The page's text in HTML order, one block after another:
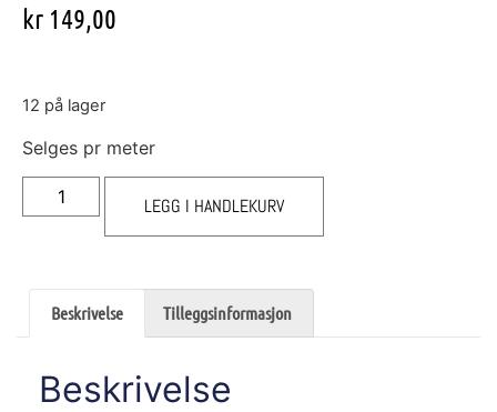
kr 149,00
12 på lager
Selges pr meter
LEGG I HANDLEKURV
Beskrivelse Tilleggsinformasjon
Beskrivelse